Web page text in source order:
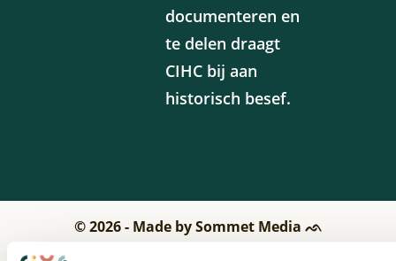
documenteren en
te delen draagt
CIHC bij aan
historisch besef.
© 2026 - Made by Sommet Media ᨒ